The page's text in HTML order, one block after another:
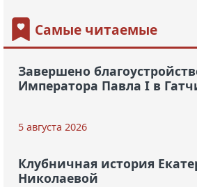
Самые читаемые
Завершено
Императора Павла I в
5 августа 2026
Клубничная история
Николаевой